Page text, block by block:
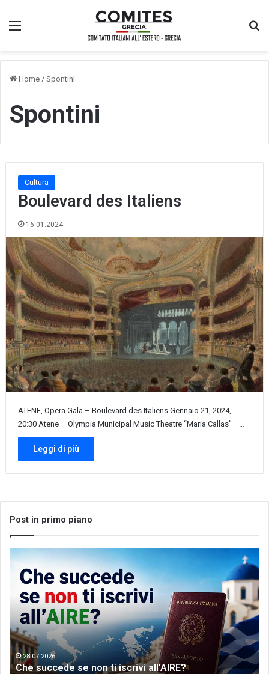
Menu
Home / Spontini
Spontini
Cultura
Boulevard des Italiens
16.01.2024
ATENE, Opera Gala – Boulevard des Italiens Gennaio 21, 2024,
20:30 Atene – Olympia Municipal Music Theatre “Maria Callas” –…
Leggi di più
Post in primo piano
Che
succede
non
iscrivi
all’AIRE?
28.07.2026
Che succede se non ti iscrivi all’AIRE?
the
of